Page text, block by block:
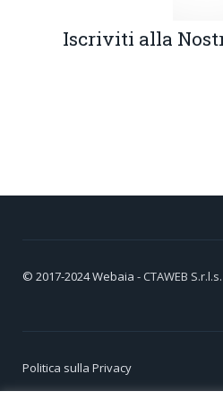
Iscriviti alla
© 2017-2024Webaia - CTAWEB
Politica sulla Privacy